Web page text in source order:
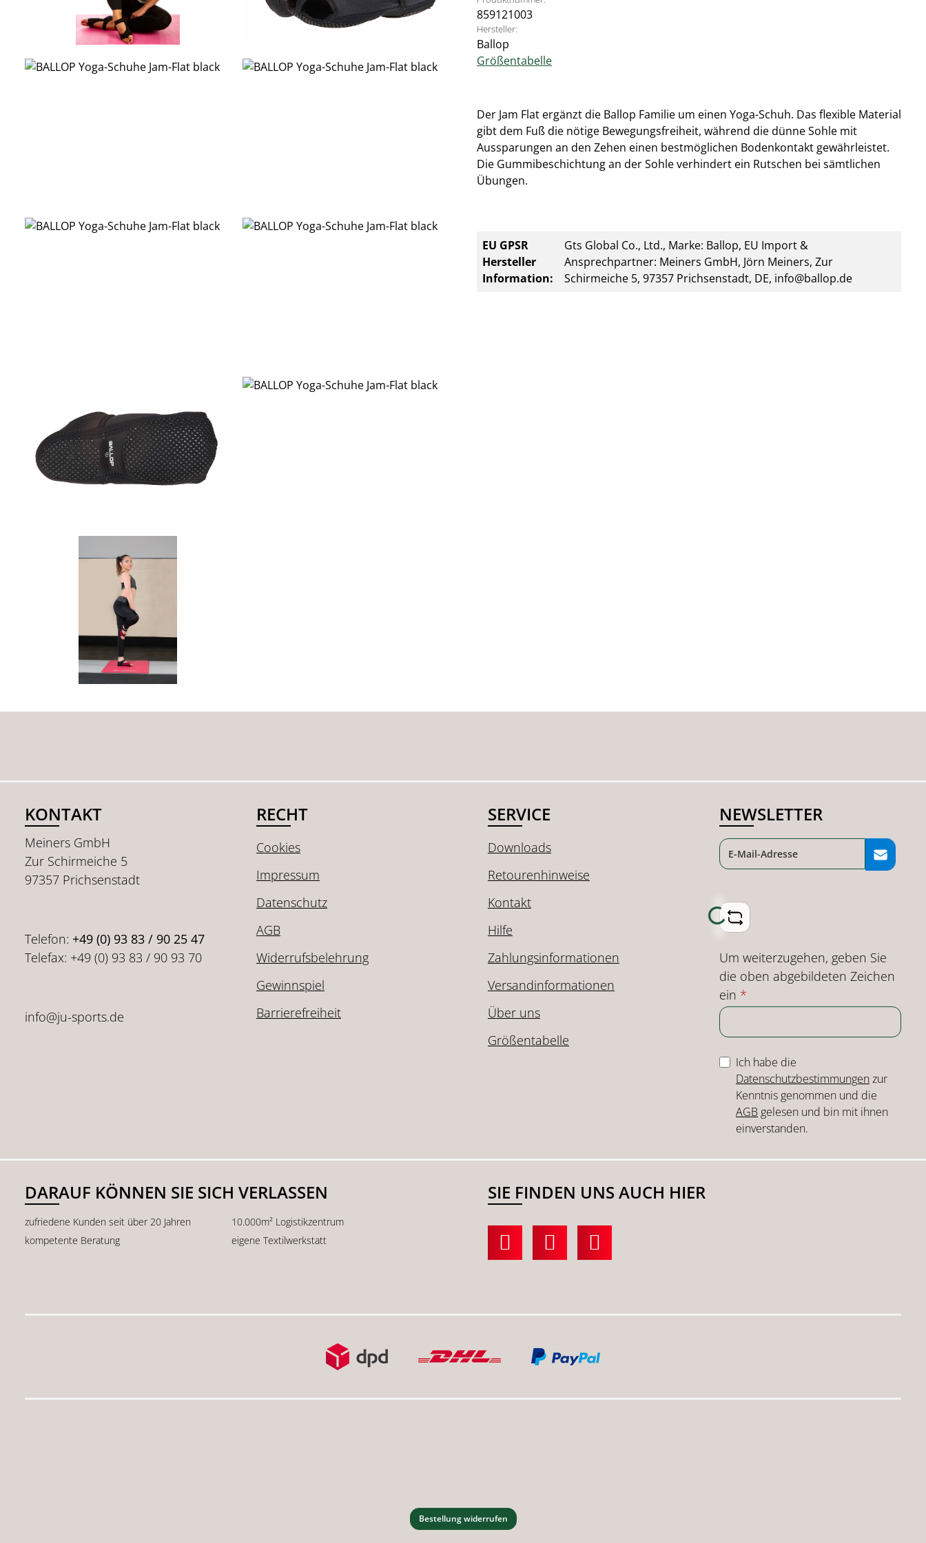
859121003
Hersteller:
Ballop
Größentabelle
Der Jam Flat ergänzt die Ballop Familie um einen Yoga-Schuh. Das flexible Material
gibt dem Fuß die nötige Bewegungsfreiheit, während die dünne Sohle mit
Aussparungen an den Zehen einen bestmöglichen Bodenkontakt gewährleistet.
Die Gummibeschichtung an der Sohle verhindert ein Rutschen bei sämtlichen
Übungen.
EU GPSR
Hersteller
Information:
Gts Global Co., Ltd., Marke: Ballop, EU Import &
Ansprechpartner: Meiners GmbH, Jörn Meiners, Zur
Schirmeiche 5, 97357 Prichsenstadt, DE, info@ballop.de
KONTAKT
Meiners GmbH
Zur Schirmeiche 5
97357 Prichsenstadt
Telefon: +49 (0) 93 83 / 90 25 47
Telefax: +49 (0) 93 83 / 90 93 70
info@ju-sports.de
RECHT
Cookies
Impressum
Datenschutz
AGB
Widerrufsbelehrung
Gewinnspiel
Barrierefreiheit
SERVICE
Downloads
Retourenhinweise
Kontakt
Hilfe
Zahlungsinformationen
Versandinformationen
Über uns
Größentabelle
NEWSLETTER
Loading...
Um weiterzugehen, geben Sie
die oben abgebildeten Zeichen
ein *
Ich habe die
Datenschutzbestimmungenzur
Kenntnis genommen und die
AGB gelesen und bin mit ihnen
einverstanden.
DARAUF KÖNNEN SIE SICH VERLASSEN
zufriedene Kunden seit über 20 Jahren
10.000m² Logistikzentrum
kompetente Beratung
eigene Textilwerkstatt
SIE FINDEN UNS AUCH HIER
Bestellung widerrufen